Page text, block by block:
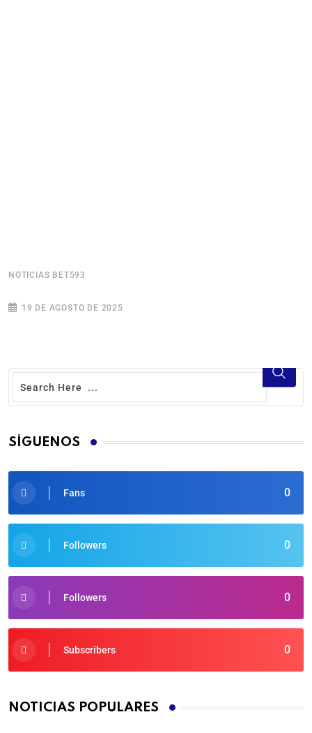
NOTICIAS BET593
19 DE AGOSTO DE 2025
SÍGUENOS
0
Fans
0
Followers
0
Followers
0
Subscribers
NOTICIAS POPULARES